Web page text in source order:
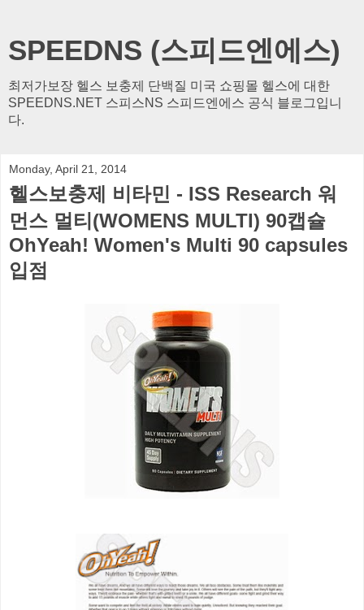
SPEEDNS (스피드엔에스)
최저가보장 헬스 보충제 단백질 미국 쇼핑몰 헬스에 대한
SPEEDNS.NET 스피스NS 스피드엔에스 공식 블로그입니
다.
Monday, April 21, 2014
헬스보충제 비타민 - ISS Research 워
먼스 멀티(WOMENS MULTI) 90캡슐
OhYeah! Women's Multi 90 capsules
입점